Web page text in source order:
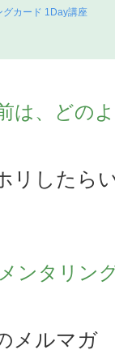
グカード 1Day講座
は、どの
リしたら
ンタリン
メルマガ